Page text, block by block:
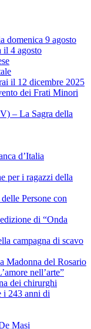
domenica 9 agosto
4 agosto
il 12 dicembre 2025
dei Frati Minori
– La Sagra della
d’Italia
per i ragazzi della
Persone con
di “Onda
campagna di scavo
Madonna del Rosario
nell’arte”
dei chirurghi
i 243 anni di
Masi